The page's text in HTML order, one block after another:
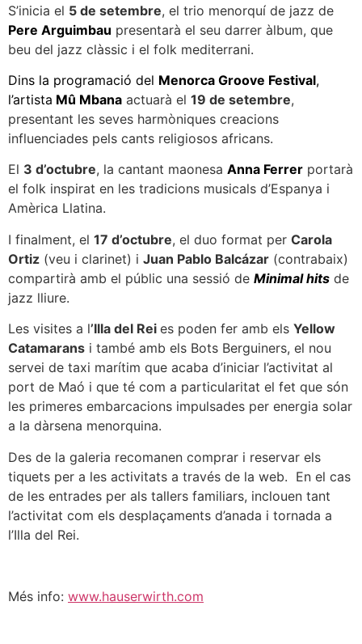
S’inicia el 5 de setembre, el trio menorquí de jazz de
Pere Arguimbau presentarà el seu darrer àlbum, que
beu del jazz clàssic i el folk mediterrani.
Dins la programació del Menorca Groove Festival,
l’artista Mû Mbana actuarà el 19 de setembre,
presentant les seves harmòniques creacions
influenciades pels cants religiosos africans.
El 3 d’octubre, la cantant maonesa Anna Ferrer portarà
el folk inspirat en les tradicions musicals d’Espanya i
Amèrica Llatina.
I finalment, el 17 d’octubre, el duo format per Carola
Ortiz (veu i clarinet) i Juan Pablo Balcázar (contrabaix)
compartirà amb el públic una sessió de Minimal hits de
jazz lliure.
Les visites a l’Illa del Rei es poden fer amb els Yellow
Catamarans i també amb els Bots Berguiners, el nou
servei de taxi marítim que acaba d’iniciar l’activitat al
port de Maó i que té com a particularitat el fet que són
les primeres embarcacions impulsades per energia solar
a la dàrsena menorquina.
Des de la galeria recomanen comprar i reservar els
tiquets per a les activitats a través de la web. En el cas
de les entrades per als tallers familiars, inclouen tant
l’activitat com els desplaçaments d’anada i tornada a
l’Illa del Rei.
Més info: www.hauserwirth.com